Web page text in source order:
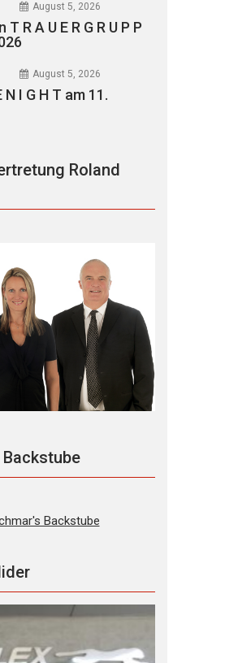
August 5, 2026
R A U E R G R U P P
August 5, 2026
I G H T am 11.
Roland
Backstube